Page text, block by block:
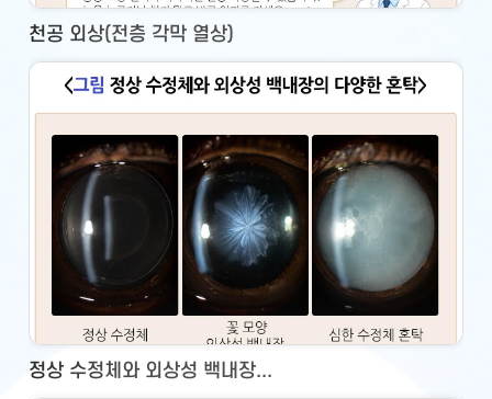
천공 외상(전층 각막 열상)
정상 수정체와 외상성 백내장...